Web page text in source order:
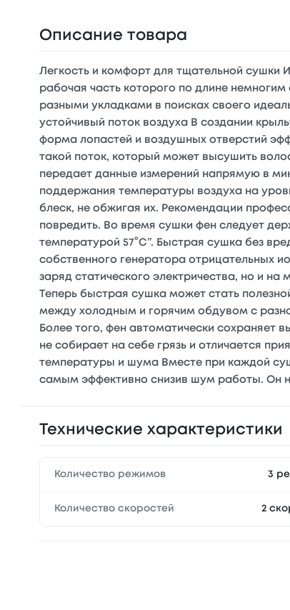
Описание товара
Легкость и комфорт для тщательной сушки
рабочая часть которого по длине
разными укладками в поисках своего
устойчивый поток воздуха В создании
форма лопастей и воздушных отверстий
такой поток, который может высушить
передает данные измерений напрямую в
поддержания температуры воздуха на
блеск, не обжигая их. Рекомендации
повредить. Во время сушки фен следует
температурой 57°С”. Быстрая сушка без
собственного генератора отрицательных
заряд статического электричества, но и
Теперь быстрая сушка может стать
между холодным и горячим обдувом с
Более того, фен автоматически
не собирает на себе грязь и отличается
температуры и шума Вместе при каждой
самым эффективно снизив шум работы. Он
Технические характеристики
Количество режимов 3
Количество скоростей 2